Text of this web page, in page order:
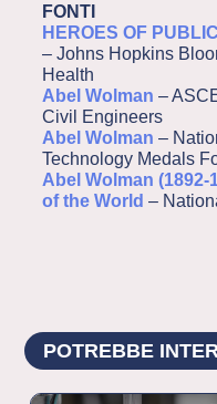
FONTI
HEROES OF
– Johns Hopkins
Health
Abel Wolman –
Civil Engineers
Abel Wolman –
Technology Medals
Abel Wolman
of the World –
POTREBBE